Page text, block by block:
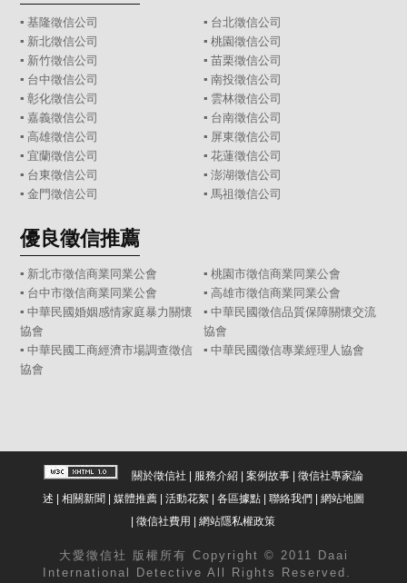
▪基隆徵信公司 ▪ 台北徵信公司
▪ 新北徵信公司 ▪ 桃園徵信公司
▪ 新竹徵信公司 ▪ 苗栗徵信公司
▪ 台中徵信公司 ▪ 南投徵信公司
▪彰化徵信公司 ▪ 雲林徵信公司
▪嘉義徵信公司 ▪ 台南徵信公司
▪高雄徵信公司 ▪ 屏東徵信公司
▪宜蘭徵信公司 ▪ 花蓮徵信公司
▪ 台東徵信公司 ▪ 澎湖徵信公司
▪金門徵信公司 ▪ 馬祖徵信公司
優良徵信推薦
▪ 新北市徵信商業同業公會
▪ 桃園市徵信商業同業公會
▪ 台中市徵信商業同業公會
▪ 高雄市徵信商業同業公會
▪ 中華民國婚姻感情家庭暴力關懷
協會
▪ 中華民國徵信品質保障關懷交流
協會
▪ 中華民國工商經濟市場調查徵信
協會
▪ 中華民國徵信專業經理人協會
關於徵信社 服務介紹| 案例故事| 徵信社專家論
述
相關新聞 媒體推薦| 活動花絮| 各區據點| 聯絡我們
網站地圖
|徵信社費用 |網站隱私權政策
大愛 徵信社
版權所有 Copyright © 2011 Daai
International Detective All Rights Reserved.